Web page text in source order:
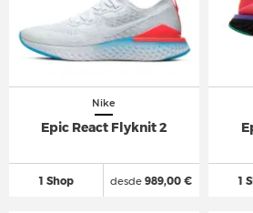
Nike
Epic React Flyknit 2
1 Shop desde 989,00 € 1